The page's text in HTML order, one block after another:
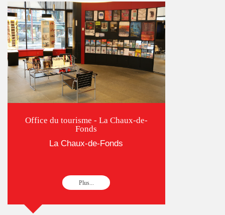
Office du tourisme - La Chaux-de-
Fonds
La Chaux-de-Fonds
Plus...